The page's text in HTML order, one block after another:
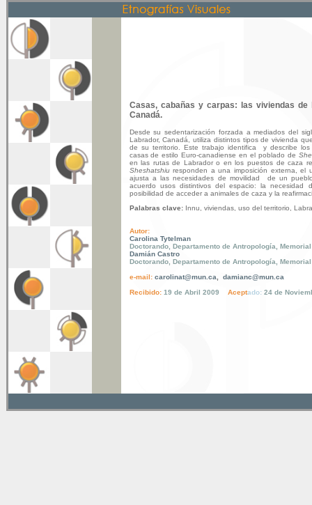
Casas, cabañas y carpas: las viviendas
Canadá.
Desde su sedentarización forzada a mediados del
Labrador, Canadá, utiliza distintos tipos de vivienda
de su territorio. Este trabajo identifica y describe
casas de estilo Euro-canadiense en el poblado de
en las rutas de Labrador o en los puestos de caza
Sheshatshiuresponden a una imposición externa, el
ajusta a las necesidades de movilidad de un
acuerdo usos distintivos del espacio: la
posibilidad de acceder a animales de caza y la
Palabras clave: Innu, viviendas, uso del territorio,
Autor:
Carolina Tytelman
Doctorando, Departamento de Antropología,
Damián Castro
Doctorando, Departamento de Antropología,
e-mail: carolinat@mun.ca
damianc@mun.ca
Recibido: 19 de Abril 2009 Aceptado: 24de